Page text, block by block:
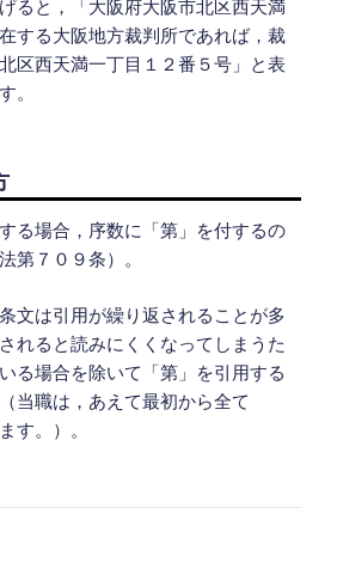
ると，「大阪府大阪市北区西天満
する大阪地方裁判所であれば，裁
区西天満一丁目１２番５号」と表
。
る場合，序数に「第」を付するの
第７０９条）。
文は引用が繰り返されることが多
れると読みにくくなってしまうた
る場合を除いて「第」を引用する
当職は，あえて最初から全て
す。）。